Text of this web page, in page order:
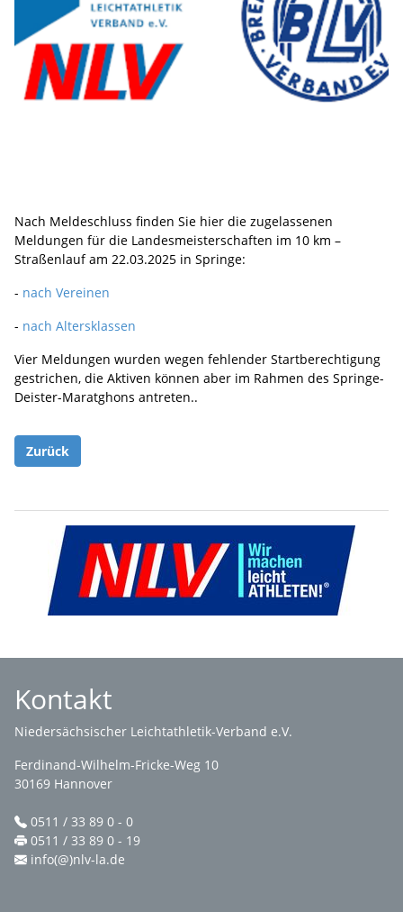
Nach Meldeschluss finden Sie hier die zugelassenen
Meldungen für die Landesmeisterschaften im 10 km –
Straßenlauf am 22.03.2025 in Springe:
- nach Vereinen
- nach Altersklassen
Vier Meldungen wurden wegen fehlender Startberechtigung
gestrichen, die Aktiven können aber im Rahmen des Springe-
Deister-Maratghons antreten..
Zurück
Kontakt
Niedersächsischer Leichtathletik-Verband e.V.
Ferdinand-Wilhelm-Fricke-Weg 10
30169 Hannover
0511 / 33 89 0 - 0
0511 / 33 89 0 - 19
info(@)nlv-la.de